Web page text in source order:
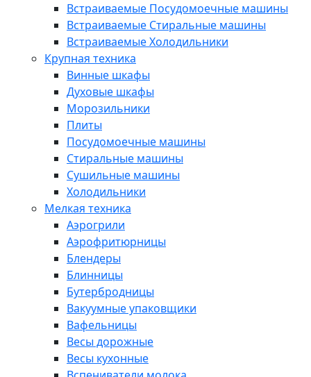
Встраиваемые Посудомоечные машины
Встраиваемые Стиральные машины
Встраиваемые Холодильники
Крупная техника
Винные шкафы
Духовые шкафы
Морозильники
Плиты
Посудомоечные машины
Стиральные машины
Сушильные машины
Холодильники
Мелкая техника
Аэрогрили
Аэрофритюрницы
Блендеры
Блинницы
Бутербродницы
Вакуумные упаковщики
Вафельницы
Весы дорожные
Весы кухонные